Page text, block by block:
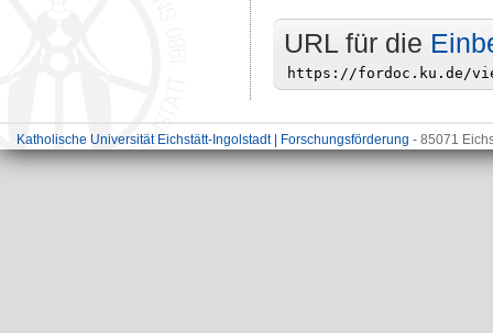
URL für die
Katholische Universität Eichstätt-Ingolstadt | Forschungsförderung - 85071